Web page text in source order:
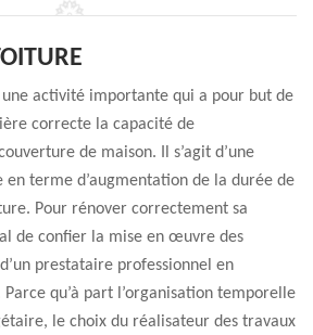
activité importante qui a pour but de
correcte la capacité de
de maison. Il s’agit d’une
terme d’augmentation de la durée de
Pour rénover correctement sa
de confier la mise en œuvre des
prestataire professionnel en
qu’à part l’organisation temporelle
le choix du réalisateur des travaux